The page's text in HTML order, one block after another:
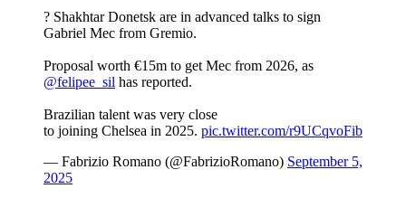
?️ Shakhtar Donetsk are in advanced talks to sign
Gabriel Mec from Gremio.
Proposal worth €15m to get Mec from 2026, as
@felipee_sil has reported.
Brazilian talent was very close
to joining Chelsea in 2025. pic.twitter.com/r9UCqvoFib
— Fabrizio Romano (@FabrizioRomano) September 5,
2025